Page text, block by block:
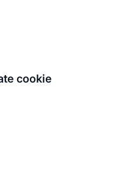
cookie